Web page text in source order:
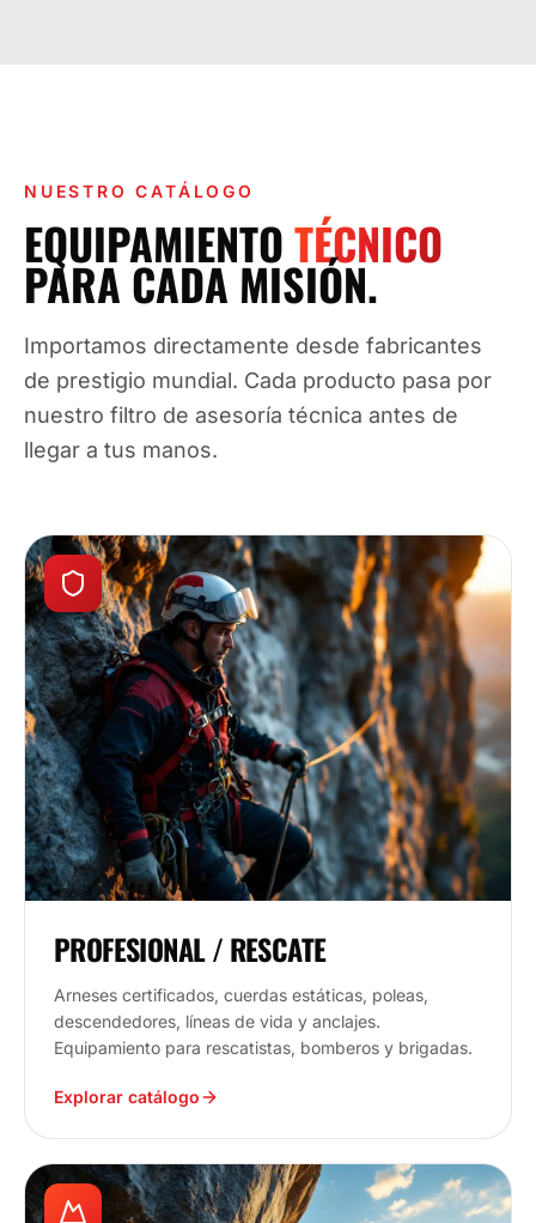
NUESTRO CATÁLOGO
EQUIPAMIENTOTÉCNICO
PARA CADA MISIÓN.
Importamos directamente desde fabricantes
de prestigio mundial. Cada producto pasa por
nuestro filtro de asesoría técnica antes de
llegar a tus manos.
PROFESIONAL / RESCATE
Arneses certificados, cuerdas estáticas, poleas,
descendedores, líneas de vida y anclajes.
Equipamiento para rescatistas, bomberos y brigadas.
Explorar catálogo